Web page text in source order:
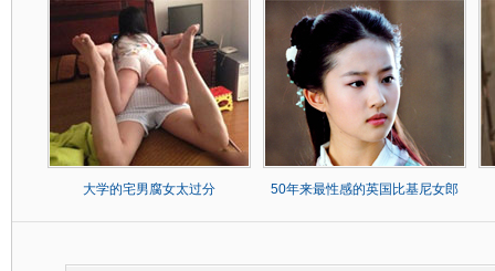
大学的宅男腐女太过分 50年来最性感的英国比基尼女郎